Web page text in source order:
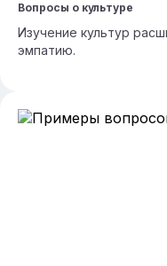
Вопросы о культуре
Изучение культур
эмпатию.